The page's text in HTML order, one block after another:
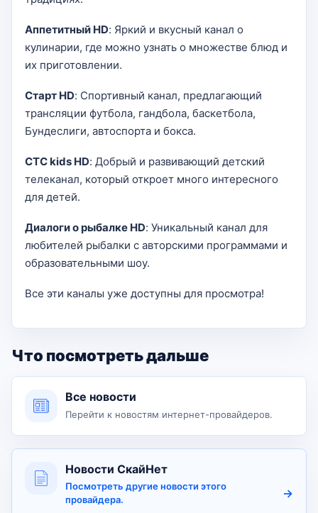
Аппетитный HD: Яркий и вкусный канал о
кулинарии, где можно узнать о множестве блюд и
их приготовлении.
Старт HD: Спортивный канал, предлагающий
трансляции футбола, гандбола, баскетбола,
Бундеслиги, автоспорта и бокса.
СТС kids HD: Добрый и развивающий детский
телеканал, который откроет много интересного
для детей.
Диалоги о рыбалке HD: Уникальный канал для
любителей рыбалки с авторскими программами и
образовательными шоу.
Все эти каналы уже доступны для просмотра!
Что посмотреть дальше
Все новости
Перейти к новостям интернет-провайдеров.
Новости СкайНет
Посмотреть другие новости этого
провайдера.